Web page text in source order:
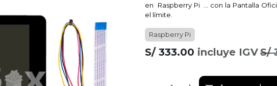
en Raspberry Pi
… con la Pantalla
el límite.
Raspberry Pi
S/ 333.00 incluye IGVS/